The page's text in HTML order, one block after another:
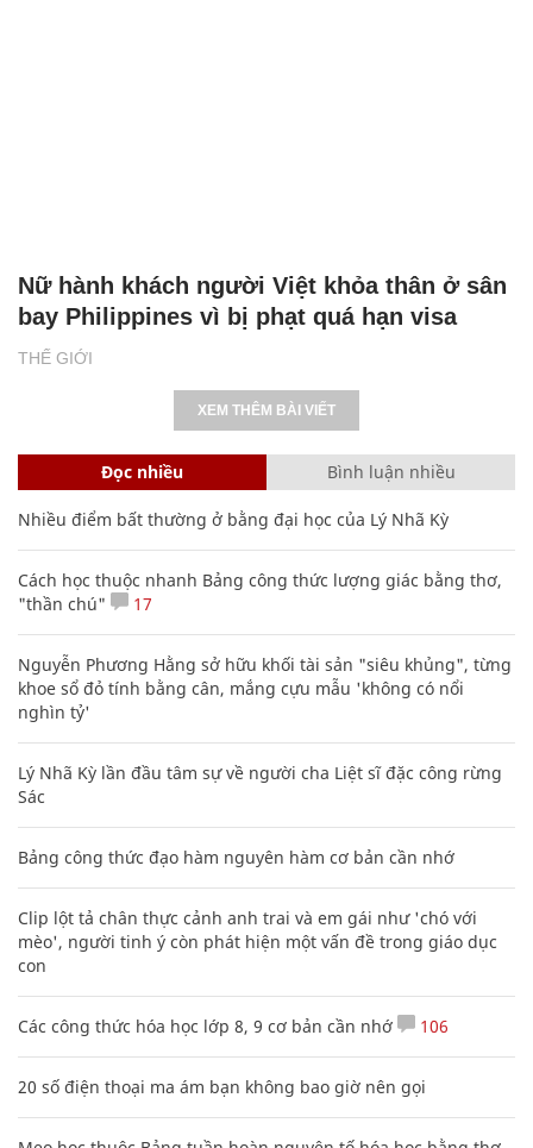
THẾ GIỚI
Nữ hành khách người Việt khỏa thân ở sân
bay Philippines vì bị phạt quá hạn visa
XEM THÊM BÀI VIẾT
Đọc nhiều Bình luận nhiều
Nhiều điểm bất thường ở bằng đại học của Lý Nhã Kỳ
Cách học thuộc nhanh Bảng công thức lượng giác bằng thơ,
"thần chú"
17
Nguyễn Phương Hằng sở hữu khối tài sản "siêu khủng", từng
khoe sổ đỏ tính bằng cân, mắng cựu mẫu 'không có nổi
nghìn tỷ'
Lý Nhã Kỳ lần đầu tâm sự về người cha Liệt sĩ đặc công rừng
Sác
Bảng công thức đạo hàm nguyên hàm cơ bản cần nhớ
Clip lột tả chân thực cảnh anh trai và em gái như 'chó với
mèo', người tinh ý còn phát hiện một vấn đề trong giáo dục
con
Các công thức hóa học lớp 8, 9 cơ bản cần nhớ 106
20 số điện thoại ma ám bạn không bao giờ nên gọi